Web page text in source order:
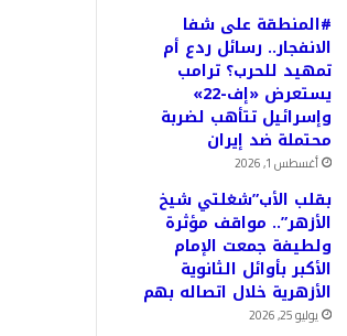
#المنطقة على شفا
الانفجار.. رسائل ردع أم
تمهيد للحرب؟ ترامب
يستعرض «إف-22»
وإسرائيل تتأهب لضربة
محتملة ضد إيران
أغسطس 1, 2026
بقلب الأب”شغلتي شيخ
الأزهر”.. مواقف مؤثرة
ولطيفة جمعت الإمام
الأكبر بأوائل الثانوية
الأزهرية خلال اتصاله بهم
يوليو 25, 2026